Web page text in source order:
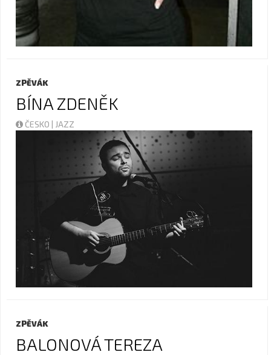
ZPĚVÁK
BÍNA ZDENĚK
ČESKO | JAZZ
ZPĚVÁK
BALONOVÁ TEREZA